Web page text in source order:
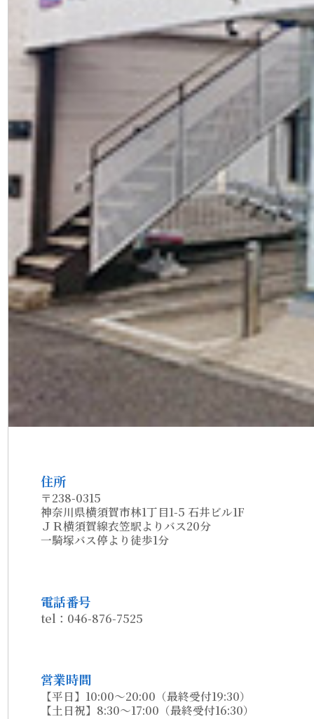
住所
〒238-0315
神奈川県横須賀市林1丁目1-5 石井ビル1F
ＪＲ横須賀線衣笠駅よりバス20分
一騎塚バス停より徒歩1分
電話番号
tel：046-876-7525
営業時間
【平日】10:00～20:00（最終受付19:30）
【土日祝】8:30～17:00（最終受付16:30）